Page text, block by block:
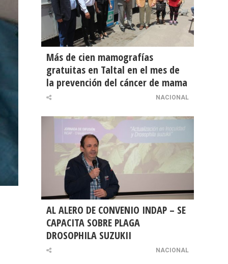
Más de cien mamografías
gratuitas en Taltal en el mes de
la prevención del cáncer de mama
NACIONAL
AL ALERO DE CONVENIO INDAP – SE
CAPACITA SOBRE PLAGA
DROSOPHILA SUZUKII
NACIONAL